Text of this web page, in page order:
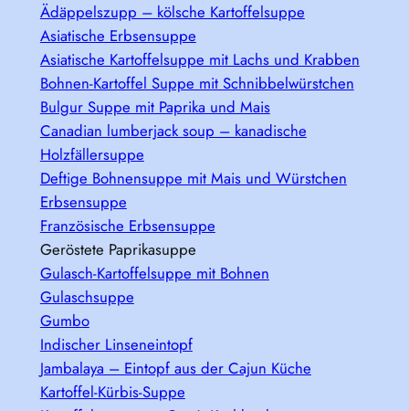
Ädäppelszupp – kölsche Kartoffelsuppe
Asiatische Erbsensuppe
Asiatische Kartoffelsuppe mit Lachs und Krabben
Bohnen-Kartoffel Suppe mit Schnibbelwürstchen
Bulgur Suppe mit Paprika und Mais
Canadian lumberjack soup – kanadische
Holzfällersuppe
Deftige Bohnensuppe mit Mais und Würstchen
Erbsensuppe
Französische Erbsensuppe
Geröstete Paprikasuppe
Gulasch-Kartoffelsuppe mit Bohnen
Gulaschsuppe
Gumbo
Indischer Linseneintopf
Jambalaya – Eintopf aus der Cajun Küche
Kartoffel-Kürbis-Suppe